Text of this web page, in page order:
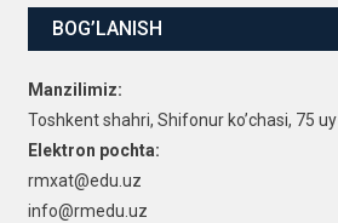
BOG’LANISH
Manzilimiz:
Toshkent shahri, Shifonur ko’chasi, 75 uy
Elektron pochta:
rmxat@edu.uz
info@rmedu.uz